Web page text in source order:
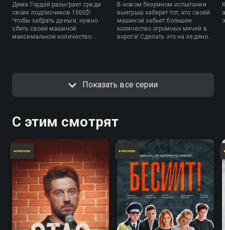
Дима Гордей разыграет среди
своих подписчиков 1000$!
Чтобы забрать деньги, нужно
сбить своей машиной
максимальное количество
В новом безумном испытании
выигрыш заберет тот, кто своей
машиной забьет большее
количество огромных мячей в
ворота! Сделать это на ледяной
Показать все серии
С этим смотрят